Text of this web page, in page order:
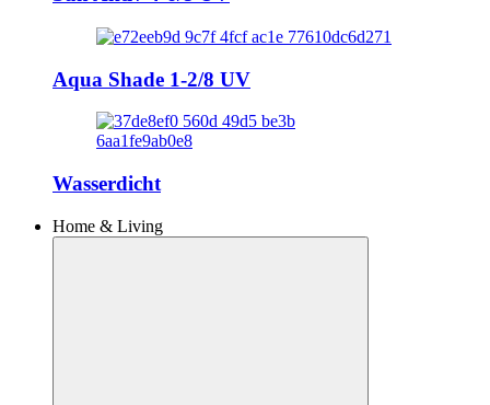
Aqua Shade 1-2/8 UV
Wasserdicht
Home & Living